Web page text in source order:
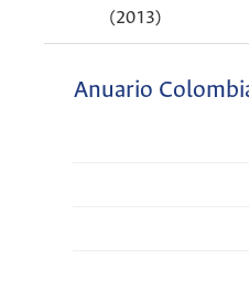
(2013)
Anuario